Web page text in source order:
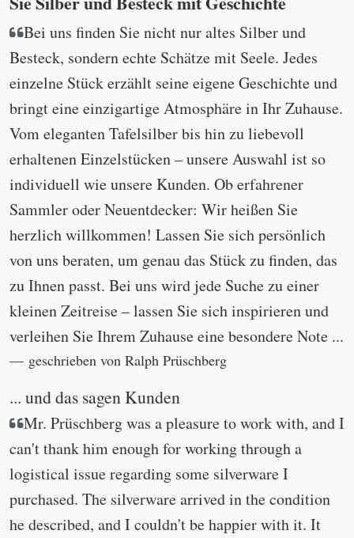
Bei uns finden Sie nicht nur altes Silber und
Besteck, sondern echte Schätze mit Seele. Jedes
einzelne Stück erzählt seine eigene Geschichte und
bringt eine einzigartige Atmosphäre in Ihr Zuhause.
Vom eleganten Tafelsilber bis hin zu liebevoll
erhaltenen Einzelstücken – unsere Auswahl ist so
individuell wie unsere Kunden. Ob erfahrener
Sammler oder Neuentdecker: Wir heißen Sie
herzlich willkommen! Lassen Sie sich persönlich
von uns beraten, um genau das Stück zu finden, das
zu Ihnen passt. Bei uns wird jede Suche zu einer
kleinen Zeitreise – lassen Sie sich inspirieren und
verleihen Sie Ihrem Zuhause eine besondere Note ...
geschrieben von Ralph Prüschberg
... und das sagen Kunden
Mr. Prüschberg was a pleasure to work with, and I
can't thank him enough for working through a
logistical issue regarding some silverware I
purchased. The silverware arrived in the condition
he described, and I couldn't be happier with it. It